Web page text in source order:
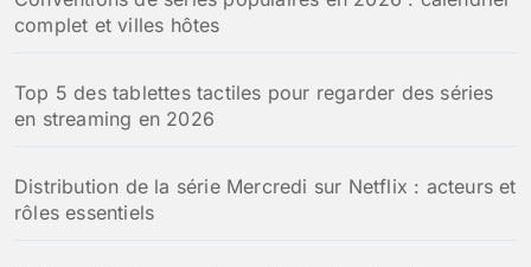
complet et villes hôtes
Top 5 des tablettes tactiles pour regarder des séries
en streaming en 2026
Distribution de la série Mercredi sur Netflix : acteurs et
rôles essentiels